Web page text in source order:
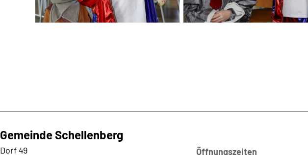
Gemeinde Schellenberg
Dorf 49 Öffnungszeiten